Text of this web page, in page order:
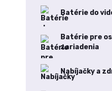
Batérie do
Batérie pre
zariadenia
Nabíjačky a